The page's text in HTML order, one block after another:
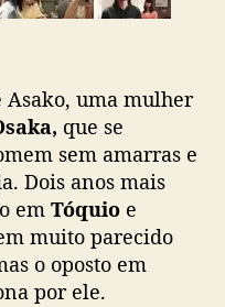
uma mulher
que se
sem amarras e
Dois anos mais
em Tóquio e
muito parecido
o oposto em
por ele.